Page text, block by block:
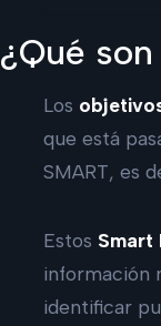
¿Qué
Los
que está
SMART, es
Estos Smart
información
identificar